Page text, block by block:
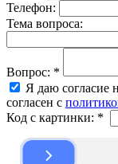
Телефон:
Тема вопроса:
Вопрос: *
Я даю согласие
согласен с
Код с картинки: *